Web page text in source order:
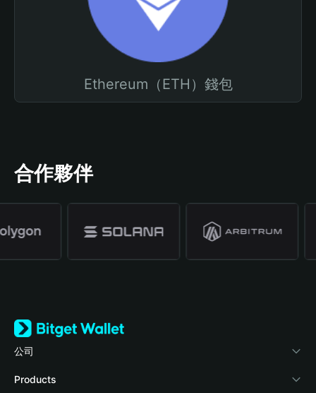
Ethereum（ETH）錢包
合作夥伴
公司
關於 Bitget Wallet
Products